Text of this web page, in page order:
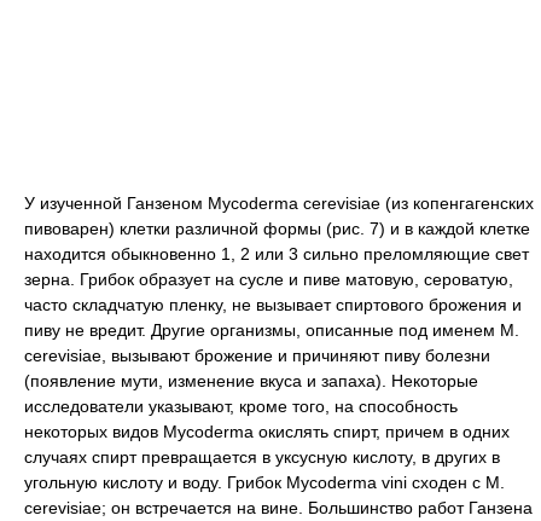
У изученной Ганзеном Mycoderma cerevisiae (из копенгагенских
пивоварен) клетки различной формы (рис. 7) и в каждой клетке
находится обыкновенно 1, 2 или 3 сильно преломляющие свет
зерна. Грибок образует на сусле и пиве матовую, сероватую,
часто складчатую пленку, не вызывает спиртового брожения и
пиву не вредит. Другие организмы, описанные под именем М.
cerevisiae, вызывают брожение и причиняют пиву болезни
(появление мути, изменение вкуса и запаха). Некоторые
исследователи указывают, кроме того, на способность
некоторых видов Mycoderma окислять спирт, причем в одних
случаях спирт превращается в уксусную кислоту, в других в
угольную кислоту и воду. Грибок Mycoderma vini сходен с М.
cerevisiae; он встречается на вине. Большинство работ Ганзена